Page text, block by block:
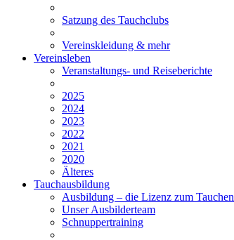
Satzung des Tauchclubs
Vereinskleidung & mehr
Vereinsleben
Veranstaltungs- und Reiseberichte
2025
2024
2023
2022
2021
2020
Älteres
Tauchausbildung
Ausbildung – die Lizenz zum Tauchen
Unser Ausbilderteam
Schnuppertraining